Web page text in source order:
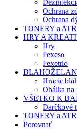
Ochrana
Ochrana
TONERY a
HRY A
Hry
Pexeso
Pexetrio
Hracie
Obálka na
VŠETKO K
Darčkové
TONERY a
Porovnať